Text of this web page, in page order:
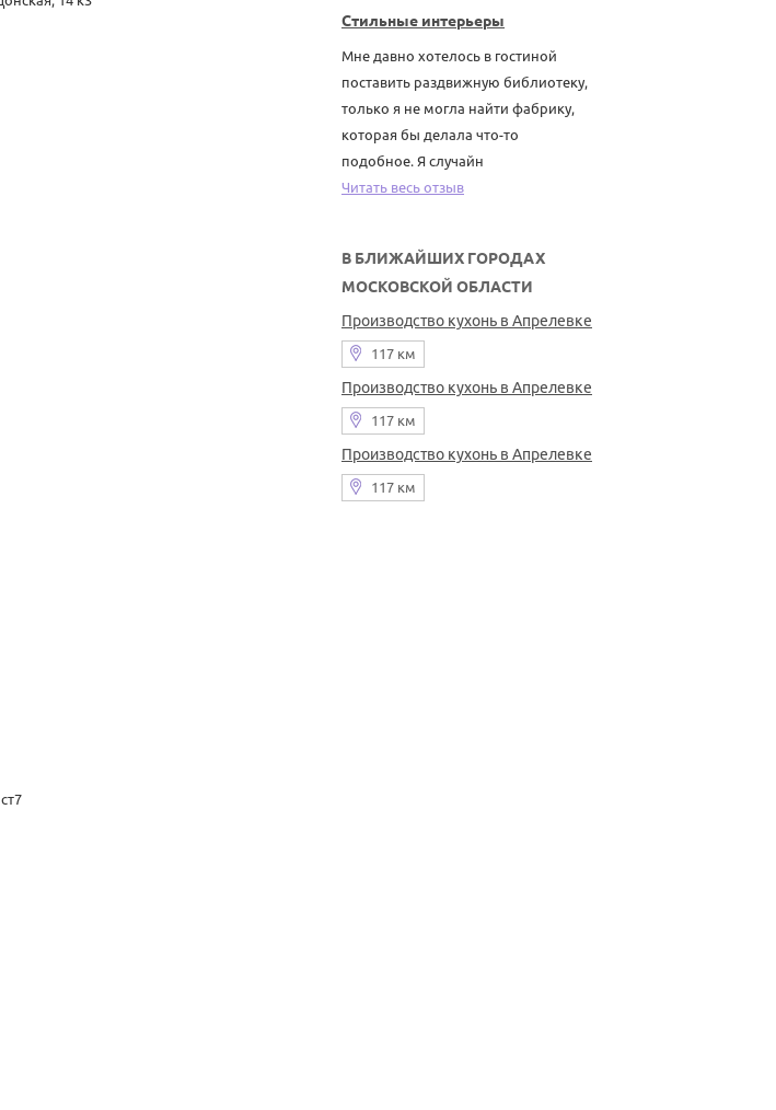
Стильные интерьеры
Мне давно хотелось в гостиной
поставить раздвижную библиотеку,
только я не могла найти фабрику,
которая бы делала что-то
подобное. Я случайн
Читать весь отзыв
В БЛИЖАЙШИХ ГОРОДАХ
МОСКОВСКОЙ ОБЛАСТИ
Производство кухонь в Апрелевке
117 км
Производство кухонь в Апрелевке
117 км
Производство кухонь в Апрелевке
117 км